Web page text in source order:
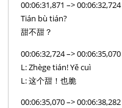
00:06:31,871 –> 00:06:32,724
Tián bù tián?
甜不甜？
00:06:32,724 –> 00:06:35,070
L: Zhège tián! Yě cuì
L: 这个甜！也脆
00:06:35,070 –> 00:06:38,282